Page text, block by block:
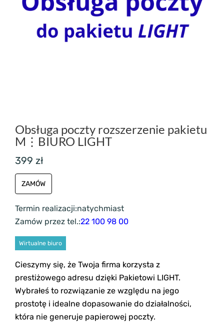
Obsługa poczty rozszerzenie pakietu
M⋮BIURO LIGHT
399 zł
ZAMÓW
Termin realizacji:natychmiast
Zamów przez tel.:22 100 98 00
Wirtualne biuro
Cieszymy się, że Twoja firma korzysta z
prestiżowego adresu dzięki Pakietowi LIGHT.
Wybrałeś to rozwiązanie ze względu na jego
prostotę i idealne dopasowanie do działalności,
która nie generuje papierowej poczty.